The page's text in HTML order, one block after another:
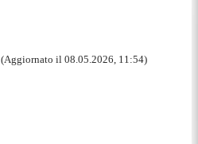
(Aggiornato il 08.05.2026, 11:54)